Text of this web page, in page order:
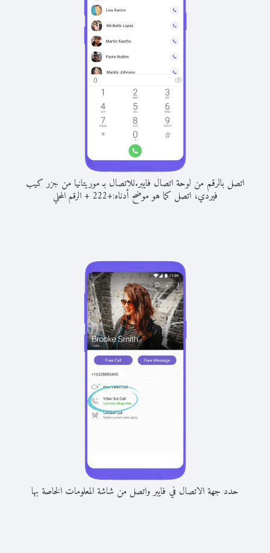
اتصل بالرقم من لوحة اتصال فايبر.للاتصال بـ موريتانيا من جزر كيب
فيردي، اتصل كما هو موضح أدناه:+
222
+الرقم المحلي
حدد جهة الاتصال في فايبر واتصل من شاشة المعلومات الخاصة بها